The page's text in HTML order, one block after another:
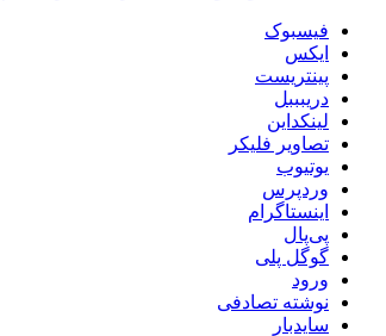
فیسبوک
ایکس
پینتریست
دریبببل
لینکداین
تصاویر فلیکر
یوتیوب
وردپرس
اینستاگرام
پی‌پال
گوگل پلی
ورود
نوشته تصادفی
سایدبار